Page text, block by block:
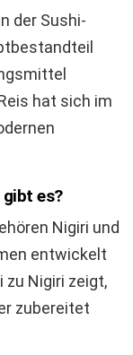
der Sushi-
hat sich im
es?
Nigiri und
entwickelt
zu Nigiri zeigt,
zubereitet